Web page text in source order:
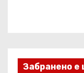
Забранено е